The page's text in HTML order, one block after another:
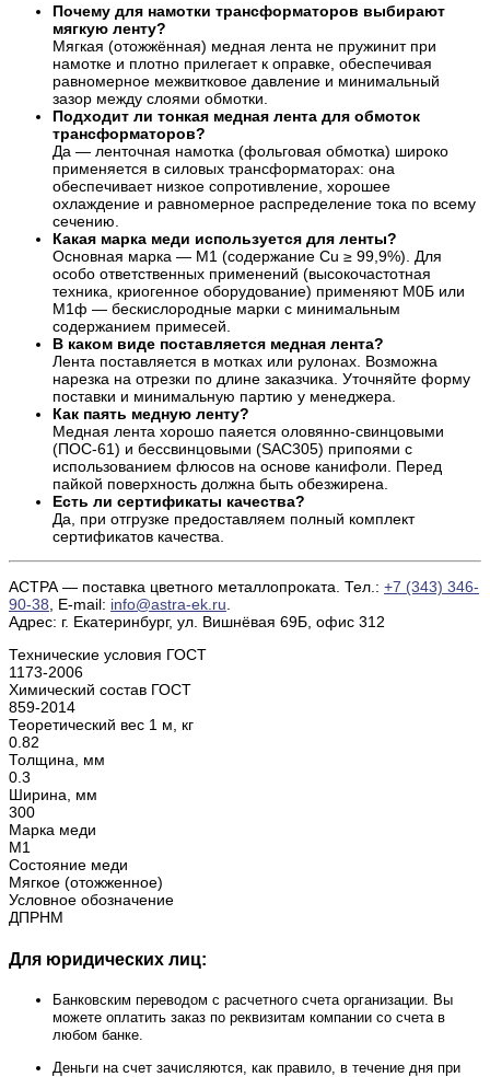
Почему для намотки трансформаторов выбирают
мягкую ленту?
Мягкая (отожжённая) медная лента не пружинит при
намотке и плотно прилегает к оправке, обеспечивая
равномерное межвитковое давление и минимальный
зазор между слоями обмотки.
Подходит ли тонкая медная лента для обмоток
трансформаторов?
Да — ленточная намотка (фольговая обмотка) широко
применяется в силовых трансформаторах: она
обеспечивает низкое сопротивление, хорошее
охлаждение и равномерное распределение тока по всему
сечению.
Какая марка меди используется для ленты?
Основная марка — М1 (содержание Cu ≥ 99,9%). Для
особо ответственных применений (высокочастотная
техника, криогенное оборудование) применяют М0Б или
М1ф — бескислородные марки с минимальным
содержанием примесей.
В каком виде поставляется медная лента?
Лента поставляется в мотках или рулонах. Возможна
нарезка на отрезки по длине заказчика. Уточняйте форму
поставки и минимальную партию у менеджера.
Как паять медную ленту?
Медная лента хорошо паяется оловянно-свинцовыми
(ПОС-61) и бессвинцовыми (SAC305) припоями с
использованием флюсов на основе канифоли. Перед
пайкой поверхность должна быть обезжирена.
Есть ли сертификаты качества?
Да, при отгрузке предоставляем полный комплект
сертификатов качества.
АСТРА — поставка цветного металлопроката. Тел.: +7 (343) 346-
90-38 , E‑mail: info@astra-ek.ru
Адрес: г. Екатеринбург, ул. Вишнёвая 69Б, офис 312
Технические условия ГОСТ
1173-2006
Химический состав ГОСТ
859-2014
Теоретический вес 1 м, кг
0.82
Толщина, мм
0.3
Ширина, мм
300
Марка меди
М1
Состояние меди
Мягкое (отожженное)
Условное обозначение
ДПРНМ
Для юридических лиц:
Банковским переводом с расчетного счета организации. Вы
можете оплатить заказ по реквизитам компании со счета в
любом банке.
Деньги на счет зачисляются, как правило, в течение дня при